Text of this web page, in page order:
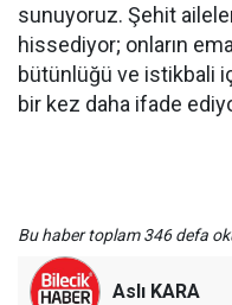
sunuyoruz. Şehit
hissediyor; onların
bütünlüğü ve istikbali
bir kez daha ifade
Bu haber toplam 346 defa
Aslı KARA